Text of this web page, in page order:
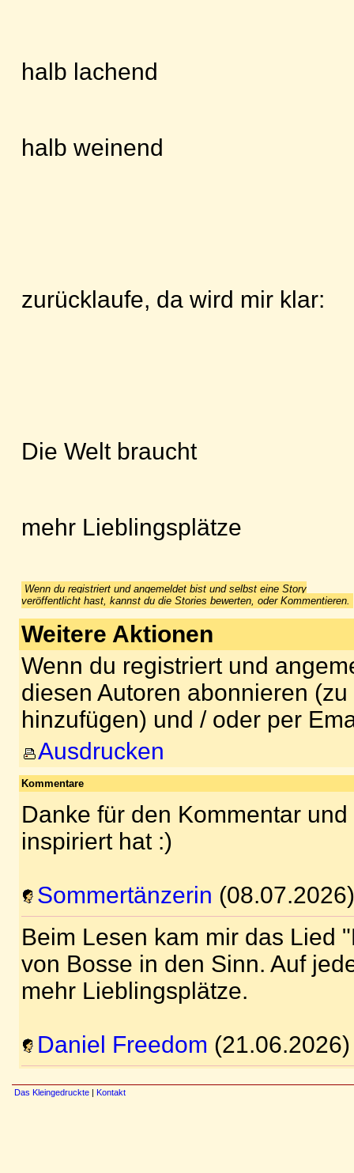
halb lachend
halb weinend
zurücklaufe, da wird mir klar:
Die Welt braucht
mehr Lieblingsplätze
Wenn du registriert und angemeldet bist und selbst eine Story
veröffentlicht hast, kannst du die Stories bewerten, oder Kommentieren.
Weitere Aktionen
Wenn du registriert und
diesen Autoren abonnieren
hinzufügen) und / oder per
Ausdrucken
Kommentare
Danke für den Kommentar
inspiriert hat :)
Sommertänzerin (08.07.2026)
Beim Lesen kam mir das Lied
von Bosse in den Sinn. Auf
mehr Lieblingsplätze.
Daniel Freedom (21.06.2026)
Das Kleingedruckte | Kontakt